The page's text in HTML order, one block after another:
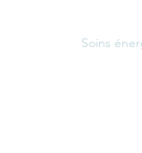
Soins